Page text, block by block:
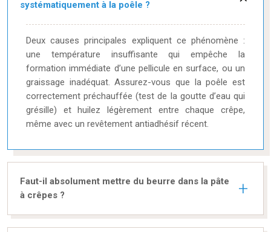
systématiquement à la poêle ?
Deux causes principales expliquent ce phénomène :
une température insuffisante qui empêche la
formation immédiate d’une pellicule en surface, ou un
graissage inadéquat. Assurez-vous que la poêle est
correctement préchauffée (test de la goutte d’eau qui
grésille) et huilez légèrement entre chaque crêpe,
même avec un revêtement antiadhésif récent.
Faut-il absolument mettre du beurre dans la pâte
à crêpes ?